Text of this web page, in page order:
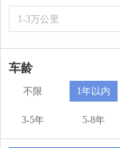
1-3万公里
车龄
不限 1年以内
3-5年 5-8年